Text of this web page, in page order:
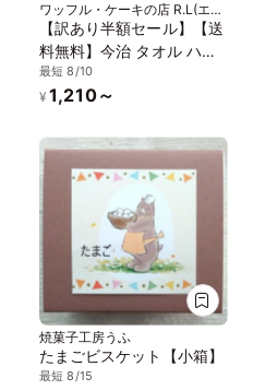
ワッフル・ケーキの店 R.L(エー
ル・エル)
【訳あり半額セール】【送
料無料】今治 タオル ハン
カチ＆ クリスピーサンド
ワッフル セット【イエロ
最短 8/10
¥ 1,210～
焼菓子工房うふ
たまごビスケット【小箱】
最短 8/15